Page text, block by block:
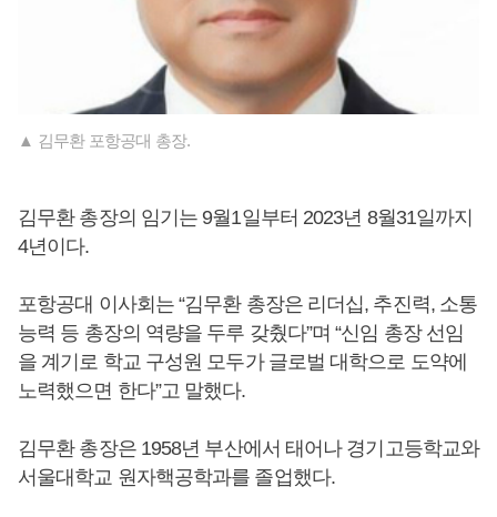
▲ 김무환 포항공대 총장.
김무환 총장의 임기는 9월1일부터 2023년 8월31일까지
4년이다.
포항공대 이사회는 “김무환 총장은 리더십, 추진력, 소통
능력 등 총장의 역량을 두루 갖췄다”며 “신임 총장 선임
을 계기로 학교 구성원 모두가 글로벌 대학으로 도약에
노력했으면 한다”고 말했다.
김무환 총장은 1958년 부산에서 태어나 경기고등학교와
서울대학교 원자핵공학과를 졸업했다.